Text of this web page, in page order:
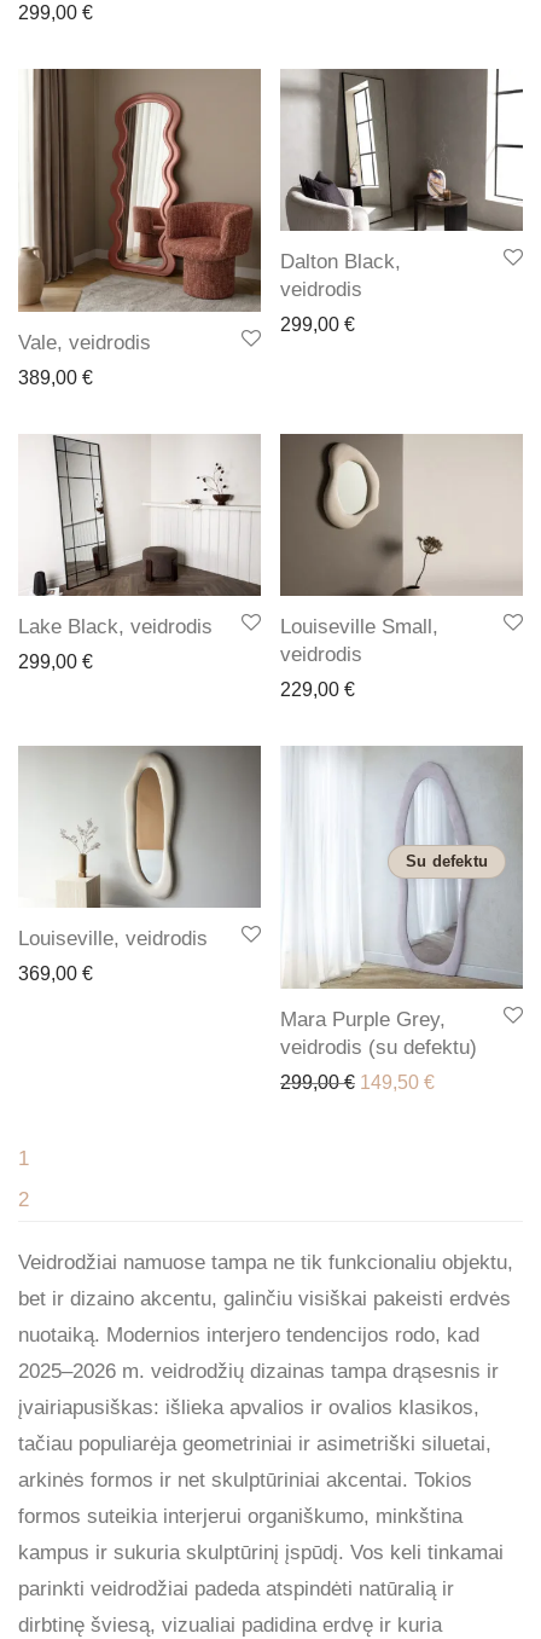
299,00 €
Vale, veidrodis
389,00 €
Dalton Black,
veidrodis
299,00 €
Lake Black, veidrodis
299,00 €
Louiseville Small,
veidrodis
229,00 €
Louiseville, veidrodis
369,00 €
Su defektu
Mara Purple Grey,
veidrodis (su defektu)
299,00€ Original price was:
149,50 €Current
1
2
Veidrodžiai namuose tampa ne tik funkcionaliu objektu,
bet ir dizaino akcentu, galinčiu visiškai pakeisti erdvės
nuotaiką. Modernios interjero tendencijos rodo, kad
2025–2026 m. veidrodžių dizainas tampa drąsesnis ir
įvairiapusiškas: išlieka apvalios ir ovalios klasikos,
tačiau populiarėja geometriniai ir asimetriški siluetai,
arkinės formos ir net skulptūriniai akcentai. Tokios
formos suteikia interjerui organiškumo, minkština
kampus ir sukuria skulptūrinį įspūdį. Vos keli tinkamai
parinkti veidrodžiai padeda atspindėti natūralią ir
dirbtinę šviesą, vizualiai padidina erdvę ir kuria